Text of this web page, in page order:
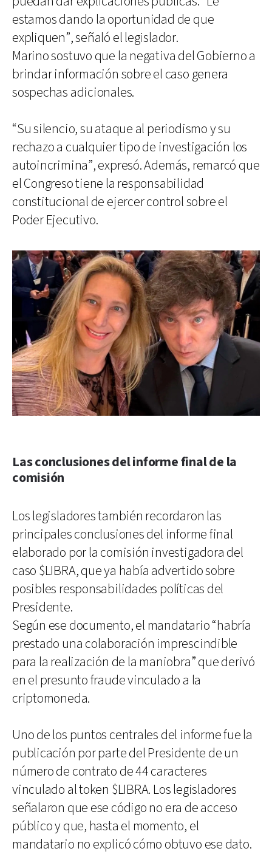
estamos dando la oportunidad de que
expliquen”, señaló el legislador.
Marino sostuvo que la negativa del Gobierno a
brindar información sobre el caso genera
sospechas adicionales.
“Su silencio, su ataque al periodismo y su
rechazo a cualquier tipo de investigación los
autoincrimina”, expresó. Además, remarcó que
el Congreso tiene la responsabilidad
constitucional de ejercer control sobre el
Poder Ejecutivo.
Las conclusiones del informe final de la
comisión
Los legisladores también recordaron las
principales conclusiones del informe final
elaborado por la comisión investigadora del
caso $LIBRA, que ya había advertido sobre
posibles responsabilidades políticas del
Presidente.
Según ese documento, el mandatario “habría
prestado una colaboración imprescindible
para la realización de la maniobra” que derivó
en el presunto fraude vinculado a la
criptomoneda.
Uno de los puntos centrales del informe fue la
publicación por parte del Presidente de un
número de contrato de 44 caracteres
vinculado al token $LIBRA. Los legisladores
señalaron que ese código no era de acceso
público y que, hasta el momento, el
mandatario no explicó cómo obtuvo ese dato.